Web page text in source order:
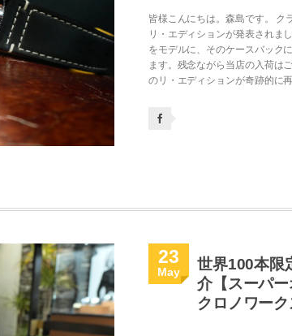
皆様こんにちは。森島です。 ク
リ・エディションが発表されま
をモデルに、そのケースバック
ます。残念ながら当店の入荷は
のリ・エディションが奇跡的に再
23
May
世界100本限
介【スーパ
クロノワーク